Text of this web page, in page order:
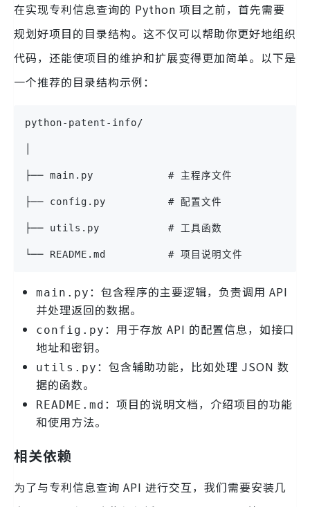
在实现专利信息查询的 Python 项目之前，首先需要
规划好项目的目录结构。这不仅可以帮助你更好地组织
代码，还能使项目的维护和扩展变得更加简单。以下是
一个推荐的目录结构示例：
python-patent-info/
├── main.py            # 主程序文件
├── config.py          # 配置文件
├── utils.py           # 工具函数
└── README.md          # 项目说明文件
main.py ：包含程序的主要逻辑，负责调用 API
并处理返回的数据。
config.py ：用于存放 API 的配置信息，如接口
地址和密钥。
utils.py ：包含辅助功能，比如处理 JSON 数
据的函数。
README.md ：项目的说明文档，介绍项目的功能
和使用方法。
相关依赖
为了与专利信息查询 API 进行交互，我们需要安装几